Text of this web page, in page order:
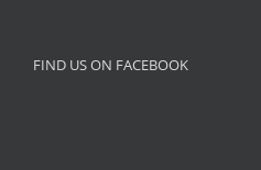
FIND US ON FACEBOOK